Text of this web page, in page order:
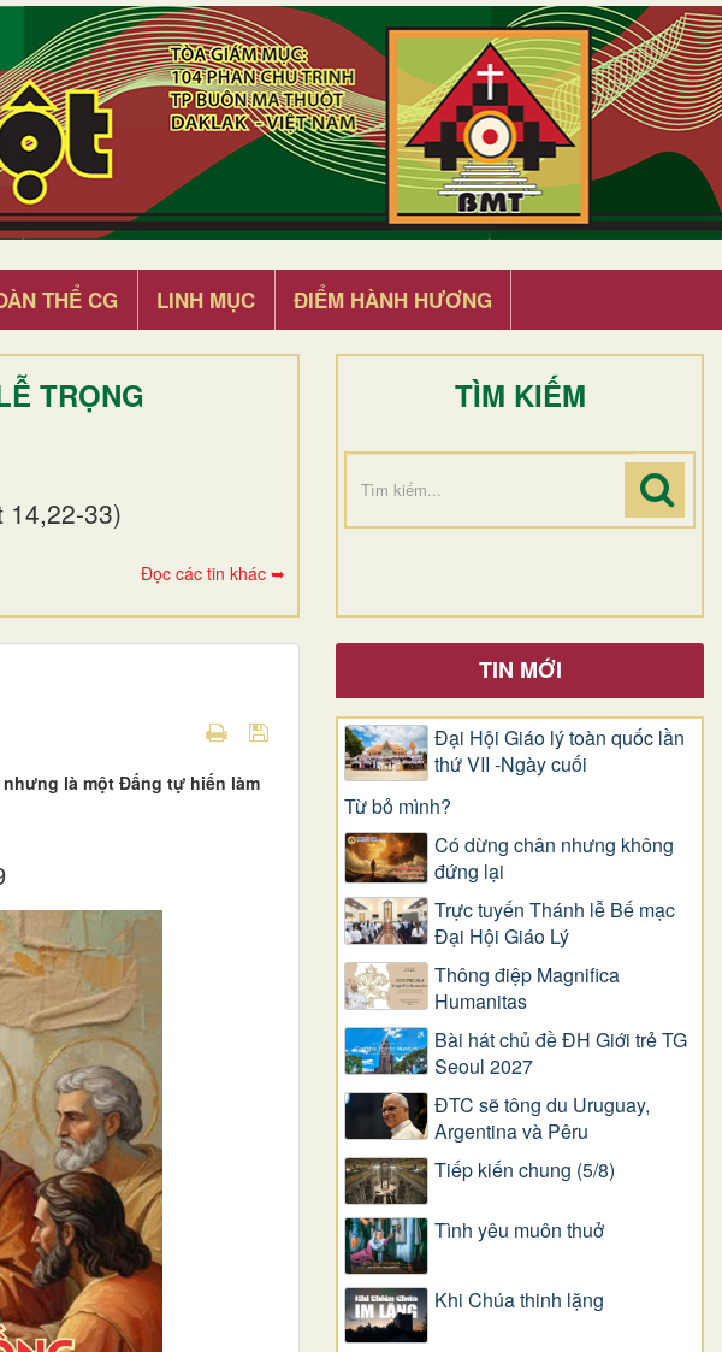
THỂ CG LINH MỤC ĐIỂM HÀNH HƯƠNG
TRỌNG
14,22-33)
Đọc các tin khác ➥
TÌM KIẾM
là một Đấng tự hiến làm
TIN MỚI
Đại Hội Giáo lý toàn quốc lần
thứ VII -Ngày cuối
Từ bỏ mình?
Có dừng chân nhưng không
đứng lại
Trực tuyến Thánh lễ Bế mạc
Đại Hội Giáo Lý
Thông điệp Magnifica
Humanitas
Bài hát chủ đề ĐH Giới trẻ TG
Seoul 2027
ĐTC sẽ tông du Uruguay,
Argentina và Pêru
Tiếp kiến chung (5/8)
Tình yêu muôn thuở
Khi Chúa thinh lặng